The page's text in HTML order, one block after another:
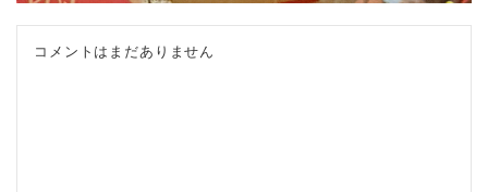
コメントはまだありません